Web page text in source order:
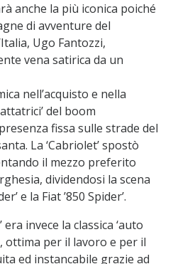
anche la più iconica poiché
di avventure del
Ugo Fantozzi,
vena satirica da un
nell’acquisto e nella
del boom
fissa sulle strade del
La ‘Cabriolet’ spostò
il mezzo preferito
dividendosi la scena
e la Fiat ’850 Spider’.
era invece la classica ‘auto
ottima per il lavoro e per il
ed instancabile grazie ad